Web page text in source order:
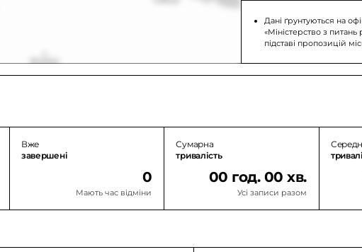
Дані ґрунтуються на
«Міністерство з
підставі пропозицій
Вже
завершені
0
Мають час відміни
Сумарна
тривалість
00 год. 00 хв.
Усі записи разом